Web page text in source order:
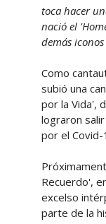
toca hacer
nació el
demás
Como
subió una
por la Vida',
lograron
por el Covid-
Recuerdo',
excelso
parte de la